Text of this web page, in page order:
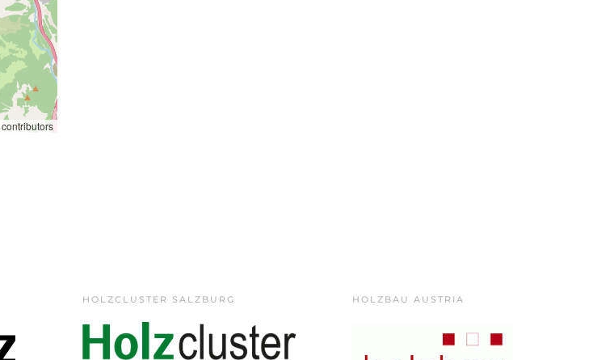
contributors
HOLZCLUSTER SALZBURG HOLZBAU AUSTRIA